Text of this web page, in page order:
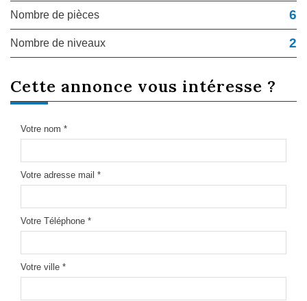
Nombre de pièces 6
Nombre de niveaux 2
cette annonce vous intéresse ?
Votre nom *
Votre adresse mail *
Votre Téléphone *
Votre ville *